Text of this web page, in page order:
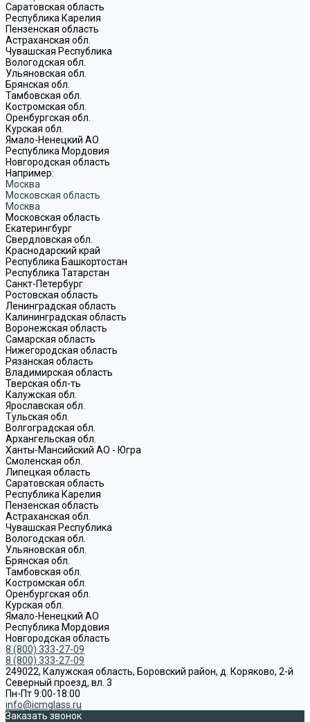
Саратовская область
Республика Карелия
Пензенская область
Астраханская обл.
Чувашская Республика
Вологодская обл.
Ульяновская обл.
Брянская обл.
Тамбовская обл.
Костромская обл.
Оренбургская обл.
Курская обл.
Ямало-Ненецкий АО
Республика Мордовия
Новгородская область
Например:
Москва
Московская область
Москва
Московская область
Екатерингбург
Свердловская обл.
Краснодарский край
Республика Башкортостан
Республика Татарстан
Санкт-Петербург
Ростовская область
Ленинградская область
Калининградская область
Воронежская область
Самарская область
Нижегородская область
Рязанская область
Владимирская область
Тверская обл-ть
Калужская обл.
Ярославская обл.
Тульская обл.
Волгоградская обл.
Архангельская обл.
Ханты-Мансийский АО - Югра
Смоленская обл.
Липецкая область
Саратовская область
Республика Карелия
Пензенская область
Астраханская обл.
Чувашская Республика
Вологодская обл.
Ульяновская обл.
Брянская обл.
Тамбовская обл.
Костромская обл.
Оренбургская обл.
Курская обл.
Ямало-Ненецкий АО
Республика Мордовия
Новгородская область
8 (800) 333-27-09
8 (800) 333-27-09
249022, Калужская область, Боровский район, д. Коряково, 2-й
Северный проезд, вл. 3
Пн-Пт 9:00-18:00
info@icmglass.ru
Заказать звонок